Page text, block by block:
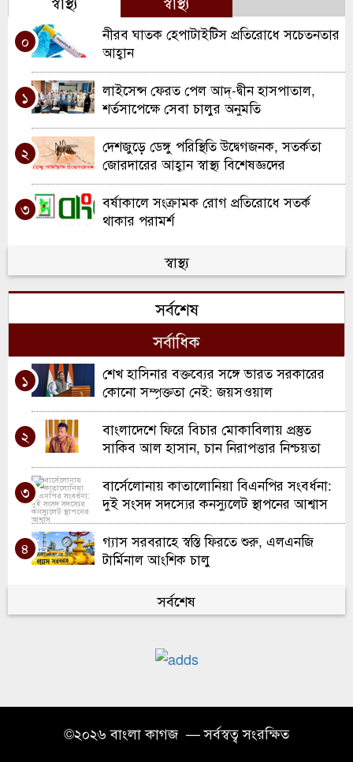
০
নীরব ঘাতক হেপাটাইটিস প্রতিরোধে সচেতনতার
আহ্বান
১
লাইসেন্স ফেরত পেল আদ্-দ্বীন হাসপাতাল,
শর্তসাপেক্ষে সেবা চালুর অনুমতি
২
দেশজুড়ে ডেঙ্গু পরিস্থিতি উদ্বেগজনক, সতর্কতা
জোরদারের আহ্বান স্বাস্থ্য বিশেষজ্ঞদের
৩
বর্ষাকালে সংক্রামক রোগ প্রতিরোধে সতর্ক
থাকার পরামর্শ
আদ-দিন হাসপাতালে ছয় নবজাতকের মৃত্যু:
সন্দেহে কারিগরি ত্রুটি
৫
কুলাউড়ায় ৪৫ হাজার শিশুকে খাওয়ানো হবে
ভিটামিন ‘এ’ প্লাস ক্যাপসুল
স্বাস্থ্য
সর্বশেষ
সর্বাধিক
১
শেখ হাসিনার বক্তব্যের সঙ্গে ভারত সরকারের
কোনো সম্পৃক্ততা নেই: জয়সওয়াল
২
বাংলাদেশে ফিরে বিচার মোকাবিলায় প্রস্তুত
সাকিব আল হাসান, চান নিরাপত্তার নিশ্চয়তা
৩
বার্সেলোনায় কাতালোনিয়া বিএনপির সংবর্ধনা:
দুই সংসদ সদস্যের কনস্যুলেট স্থাপনের আশ্বাস
৪
গ্যাস সরবরাহে স্বস্তি ফিরতে শুরু, এলএনজি
টার্মিনাল আংশিক চালু
ইউকের সলফোর্ডে দারুল কিরাত মজিদিয়া
ফুলতলী ট্রাস্টের নতুন শাখার উদ্বোধন
প্রবাসী আয়ে টানা দ্বিতীয় মাসেও ৩ বিলিয়ন
ডলারের নিচে বাংলাদেশ
ঘন ঘন লোডশেডিং, তবুও বিদ্যুৎ বিল বেশি:
জনজীবনে বাড়ছে দুর্ভোগ
সর্বশেষ
©২০২৬ বাংলা কাগজ — সর্বস্বত্ব সংরক্ষিত